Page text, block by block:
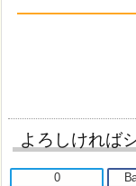
よろしければ
0